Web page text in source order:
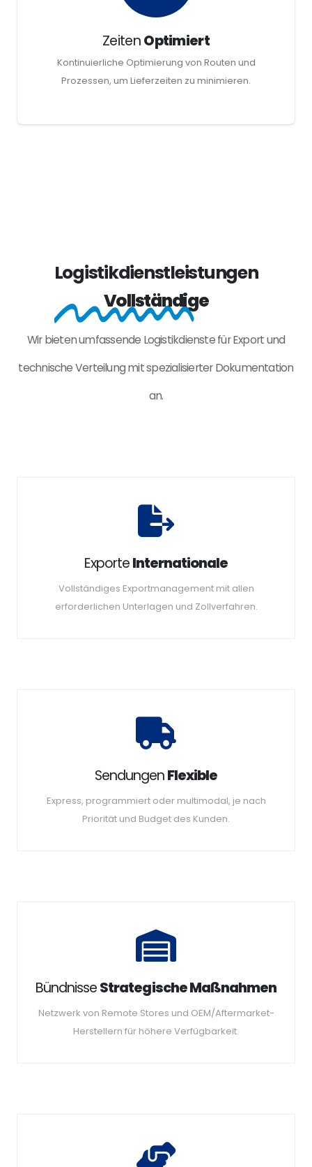
ZeitenOptimiert
Kontinuierliche Optimierung von Routen und
Prozessen, um Lieferzeiten zu minimieren.
Logistikdienstleistungen
Vollständige
Wir bieten umfassende Logistikdienste für Export und
technische Verteilung mit spezialisierter Dokumentation
an.
ExporteInternationale
Vollständiges Exportmanagement mit allen
erforderlichen Unterlagen und Zollverfahren.
SendungenFlexible
Express, programmiert oder multimodal, je nach
Priorität und Budget des Kunden.
BündnisseStrategische Maßnahmen
Netzwerk von Remote Stores und OEM/Aftermarket-
Herstellern für höhere Verfügbarkeit.